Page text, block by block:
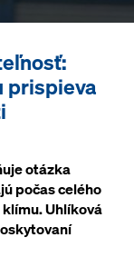
prispieva
otázka
počas celého
Uhlíková